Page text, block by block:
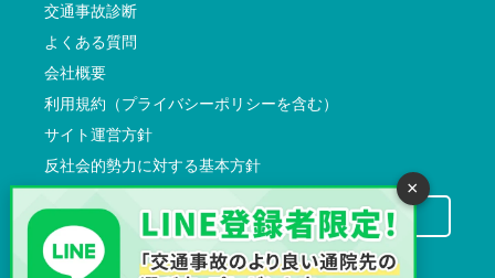
交通事故診断
よくある質問
会社概要
利用規約（プライバシーポリシーを含む）
サイト運営方針
反社会的勢力に対する基本方針
交通事故病院サーチに掲載希望の先生方へ
×